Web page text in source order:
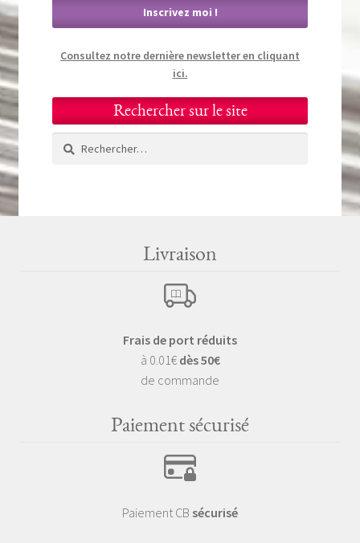
Consultez notre dernière newsletter en cliquant
ici.
Rechercher sur le site
Rechercher :
Livraison
Frais de port réduits
à 0.01€ dès 50€
de commande
Paiement sécurisé
Paiement CB sécurisé